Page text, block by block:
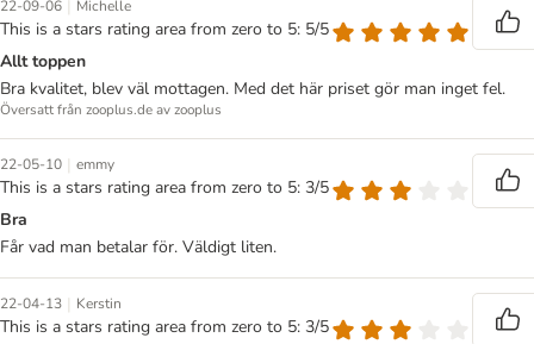
22-09-06 Michelle
This is a stars rating area from zero to 5: 5/5
Allt toppen
Bra kvalitet, blev väl mottagen. Med det här priset gör man inget fel.
Översatt från zooplus.de av zooplus
22-05-10 | emmy
This is a stars rating area from zero to 5: 3/5
Bra
Får vad man betalar för. Väldigt liten.
22-04-13 | Kerstin
This is a stars rating area from zero to 5: 3/5